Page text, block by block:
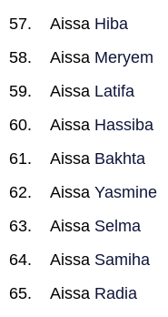
Aissa Hiba
Aissa Meryem
Aissa Latifa
Aissa Hassiba
Aissa Bakhta
Aissa Yasmine
Aissa Selma
Aissa Samiha
Aissa Radia